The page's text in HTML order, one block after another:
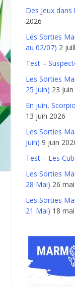
Des Jeux dans
2026
Les Sorties
au 02/07) 2
Test –
Les Sorties
25 Juin) 23
En juin,
13 juin 2026
Les Sorties
Juin) 9 juin
Test – Les
Les Sorties
28 Mai) 26
Les Sorties
21 Mai) 18